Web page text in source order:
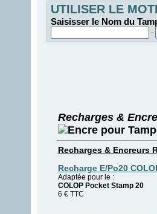
Tampons
Tampons
Tampons Dateurs >>>
Tampons
Tampons
TRODAT
Tampons de Poche
Formules
UTILISER LE
Saisisser le Nom du
-
Recharges &
Recharges & Encreurs
Recharge E/Po20
Adaptée pour le :
COLOP Pocket Stamp 20
6 €TTC